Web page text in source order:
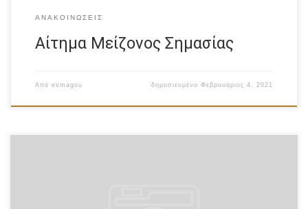
ΑΝΑΚΟΙΝΏΣΕΙΣ
Αίτημα Μείζονος Σημασίας
Από evmagou δημοσιευμένοΦεβρουάριος 4, 2021